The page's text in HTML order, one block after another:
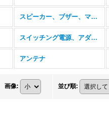
スピーカー、ブザー、マイク
スイッチング電源、アダプタ
アンテナ
画像: 並び順: